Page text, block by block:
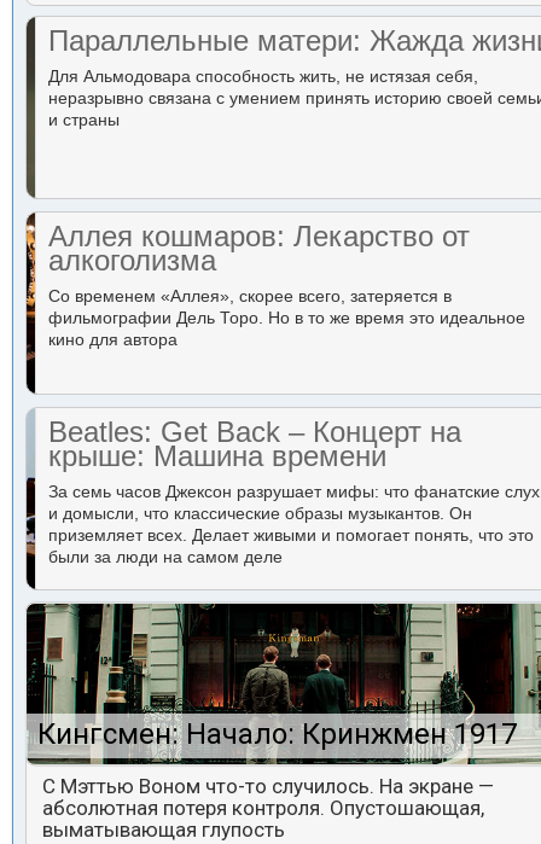
Параллельные матери: Жажда
Для Альмодовара способность жить, не истязая себя,
неразрывно связана с умением принять историю своей
и страны
Аллея кошмаров: Лекарство от
алкоголизма
Со временем «Аллея», скорее всего, затеряется в
фильмографии Дель Торо. Но в то же время это идеальное
кино для автора
Beatles: Get Back – Концерт на
крыше: Машина времени
За семь часов Джексон разрушает мифы: что фанатские
и домысли, что классические образы музыкантов. Он
приземляет всех. Делает живыми и помогает понять, что это
были за люди на самом деле
Кингсмен: Начало: Кринжмен 1917
С Мэттью Воном что-то случилось. На экране —
абсолютная потеря контроля. Опустошающая,
выматывающая глупость